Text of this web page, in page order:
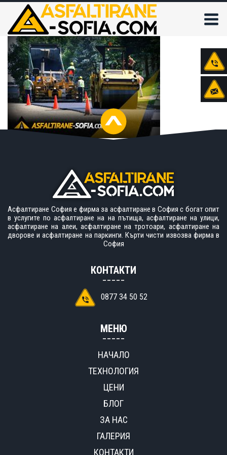
Асфалтиране София е фирма за асфалтиране в София с богат опит
в услугите по асфалтиране на на пътища, асфалтиране на улици,
асфалтиране на алеи, асфалтиране на тротоари, асфалтиране на
дворове и асфалтиране на паркинги.Кърти чисти извозва фирма в
София
КОНТАКТИ
0877 34 50 52
МЕНЮ
НАЧАЛО
ТЕХНОЛОГИЯ
ЦЕНИ
БЛОГ
ЗА НАС
ГАЛЕРИЯ
КОНТАКТИ